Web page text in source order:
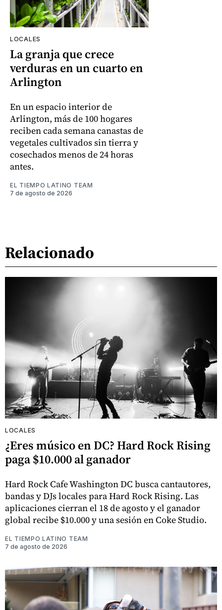
LOCALES
La granja que crece
verduras en un cuarto en
Arlington
En un espacio interior de
Arlington, más de 100 hogares
reciben cada semana canastas de
vegetales cultivados sin tierra y
cosechados menos de 24 horas
antes.
EL TIEMPO LATINO TEAM
7 de agosto de 2026
Relacionado
LOCALES
¿Eres músico en DC? Hard Rock Rising
paga $10.000 al ganador
Hard Rock Cafe Washington DC busca cantautores,
bandas y DJs locales para Hard Rock Rising. Las
aplicaciones cierran el 18 de agosto y el ganador
global recibe $10.000 y una sesión en Coke Studio.
EL TIEMPO LATINO TEAM
7 de agosto de 2026